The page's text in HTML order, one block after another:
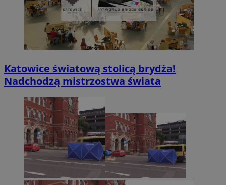
Katowice światową stolicą brydża!
Nadchodzą mistrzostwa świata